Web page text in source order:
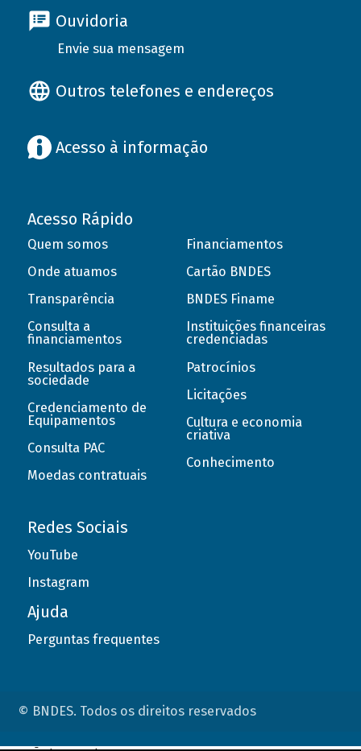
Ouvidoria
Envie sua mensagem
Outros telefones e endereços
Acesso à informação
Acesso Rápido
Quem somos
Onde atuamos
Transparência
Consulta a
financiamentos
Resultados para a
sociedade
Credenciamento de
Equipamentos
Consulta PAC
Moedas contratuais
Financiamentos
Cartão BNDES
BNDES Finame
Instituições financeiras
credenciadas
Patrocínios
Licitações
Cultura e economia
criativa
Conhecimento
Redes Sociais
YouTube
Instagram
Ajuda
Perguntas frequentes
© BNDES. Todos os direitos reservados